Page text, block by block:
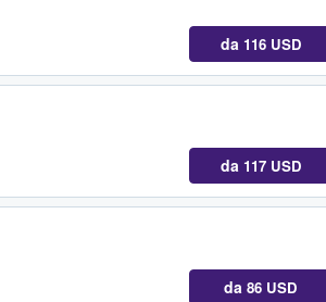
da 116 USD
da 117 USD
da 86 USD